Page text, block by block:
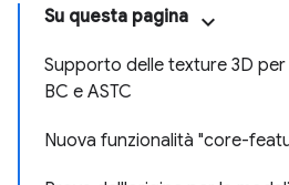
Su questa pagina
Supporto delle texture 3D
BC e ASTC
Nuova funzionalità "core-